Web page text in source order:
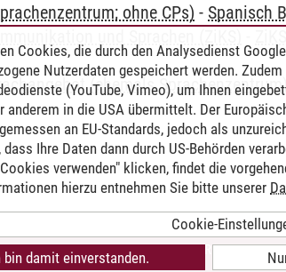
ohne CPs) - Spanisch
und Sprachen (ZiKS)
(ehemals
DATENSCHUTZ
BARRIEREFREIHEIT
Cookies, die durch den Analysedienst
Nutzerdaten gespeichert werden.
(YouTube, Vimeo), um Ihnen
anderem in die USA übermittelt. Der
an EU-Standards, jedoch als
Ihre Daten dann durch US-Behörden
verwenden" klicken, findet die
hierzu entnehmen Sie bitte unserer
Cookie-
bin damit einverstanden.